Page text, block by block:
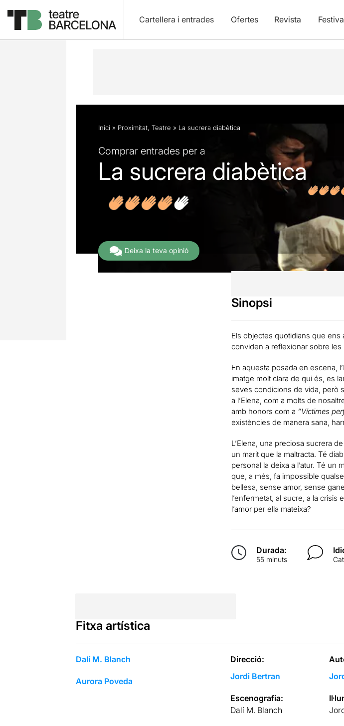
Cartellera i entrades Ofertes Revista
Descripció Fitxa artística Fotos i vídeos Opinions
Inici » Proximitat, Teatre » La sucrera diabètica
Comprar entrades per a
La sucrera diabètica
Deixa la teva opinió
Sinopsi
Els objectes quotidians que ens
conviden a reflexionar sobre les
En aquesta posada en escena,
imatge molt clara de qui és, es
seves condicions de vida, però
a l’Elena, com a molts de
amb honors com a “Víctimes
existències de manera sana,
L’Elena, una preciosa sucrera
un marit que la maltracta. Té
personal la deixa a l’atur. Té
que, a més, fa impossible
bellesa, sense amor, sense
l’enfermetat, al sucre, a la crisis
l’amor per ella mateixa?
Durada:
55 minuts
Fitxa artística
Dalí M. Blanch
Aurora Poveda
Direcció:
Jordi Bertran
Escenografia:
Dalí M. Blanch